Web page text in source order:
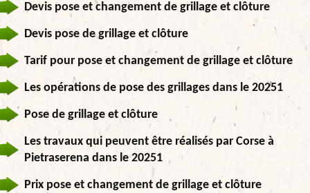
Devis pose et changement de grillage et clôture
Devis pose de grillage et clôture
Tarif pour pose et changement de grillage et clôture
Les opérations de pose des grillages dans le 20251
Pose de grillage et clôture
Les travaux qui peuvent être réalisés par Corse à
Pietraserena dans le 20251
Prix pose et changement de grillage et clôture